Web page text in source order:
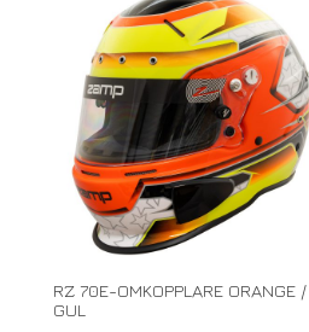
RZ 70E-OMKOPPLARE ORANGE /
GUL